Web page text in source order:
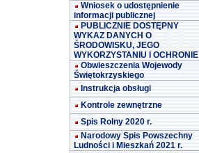
Wniosek o udostępnienie
informacji publicznej
PUBLICZNIE DOSTĘPNY
WYKAZ DANYCH O
ŚRODOWISKU, JEGO
WYKORZYSTANIU I OCHRONIE
Obwieszczenia Wojewody
Świętokrzyskiego
Instrukcja obsługi
Kontrole zewnętrzne
Spis Rolny 2020 r.
Narodowy Spis Powszechny
Ludności i Mieszkań 2021 r.